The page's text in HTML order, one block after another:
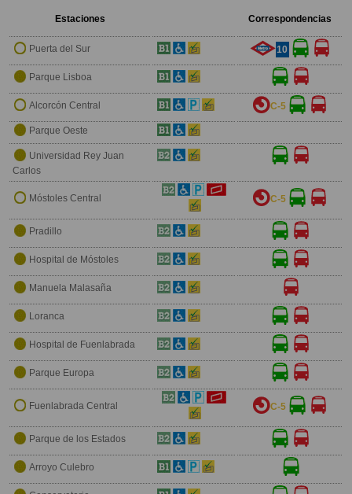
Estaciones Correspondencias
Puerta del Sur 10
Parque Lisboa
Alcorcón Central C-5
Parque Oeste
Universidad Rey Juan
Carlos
Móstoles Central C-5
Pradillo
Hospital de Móstoles
Manuela Malasaña
Loranca
Hospital de Fuenlabrada
Parque Europa
Fuenlabrada Central C-5
Parque de los Estados
Arroyo Culebro